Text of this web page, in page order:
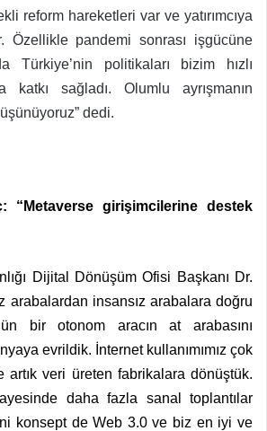
reform hareketleri var ve yatırımcıya
Özellikle pandemi sonrası işgücüne
Türkiye’nin politikaları bizim hızlı
katkı sağladı. Olumlu ayrışmanın
dedi.
“Metaverse girişimcilerine destek
Dijital Dönüşüm Ofisi Başkanı Dr.
arabalardan insansız arabalara doğru
bir otonom aracın at arabasını
evrildik. İnternet kullanımımız çok
artık veri üreten fabrikalara dönüştük.
daha fazla sanal toplantılar
konsept de Web 3.0 ve biz en iyi ve